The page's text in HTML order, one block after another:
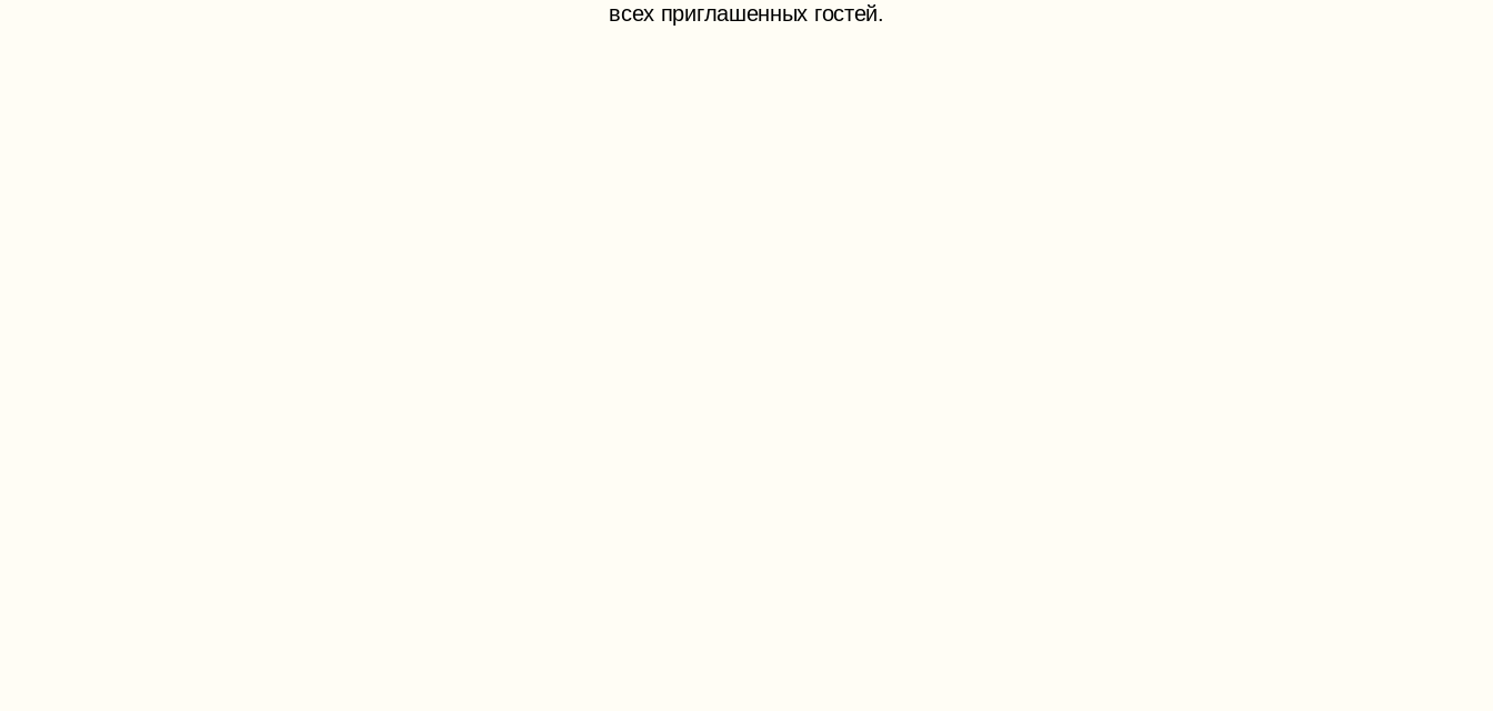
всех приглашенных гостей.